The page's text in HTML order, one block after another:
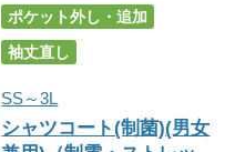
ポケット外し・追加
袖丈直し
SS～3L
シャツコート(制菌)(男女